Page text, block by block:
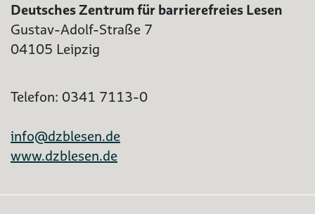
Deutsches Zentrum für barrierefreies Lesen
Gustav-Adolf-Straße 7
04105 Leipzig
Telefon: 0341 7113-0
info@dzblesen.de
www.dzblesen.de